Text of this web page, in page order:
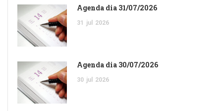
Agenda dia 31/07/2026
31 jul 2026
Agenda dia 30/07/2026
30 jul 2026